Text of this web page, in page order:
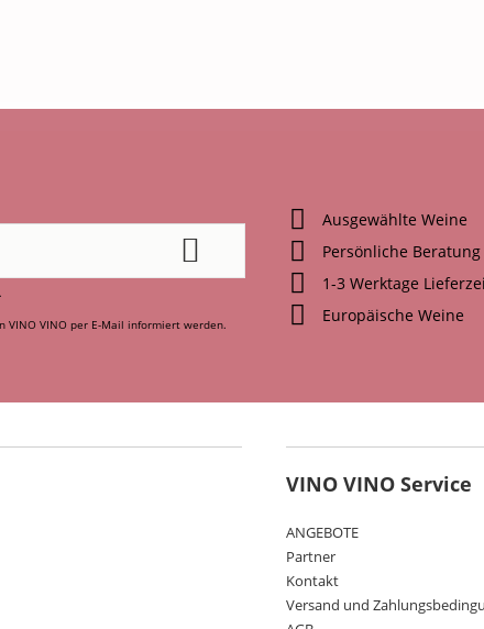
VINO VINO per E-Mail informiert werden.
Ausgewählte Weine
Persönliche Beratung
1-3 Werktage
Europäische Weine
VINO VINO Service
ANGEBOTE
Partner
Kontakt
Versand und